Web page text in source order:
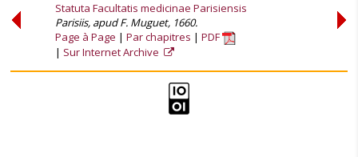
Statuta Facultatis medicinae Parisiensis
Parisiis, apud F. Muguet, 1660.
Page à Page
Par chapitres
PDF
Sur Internet Archive